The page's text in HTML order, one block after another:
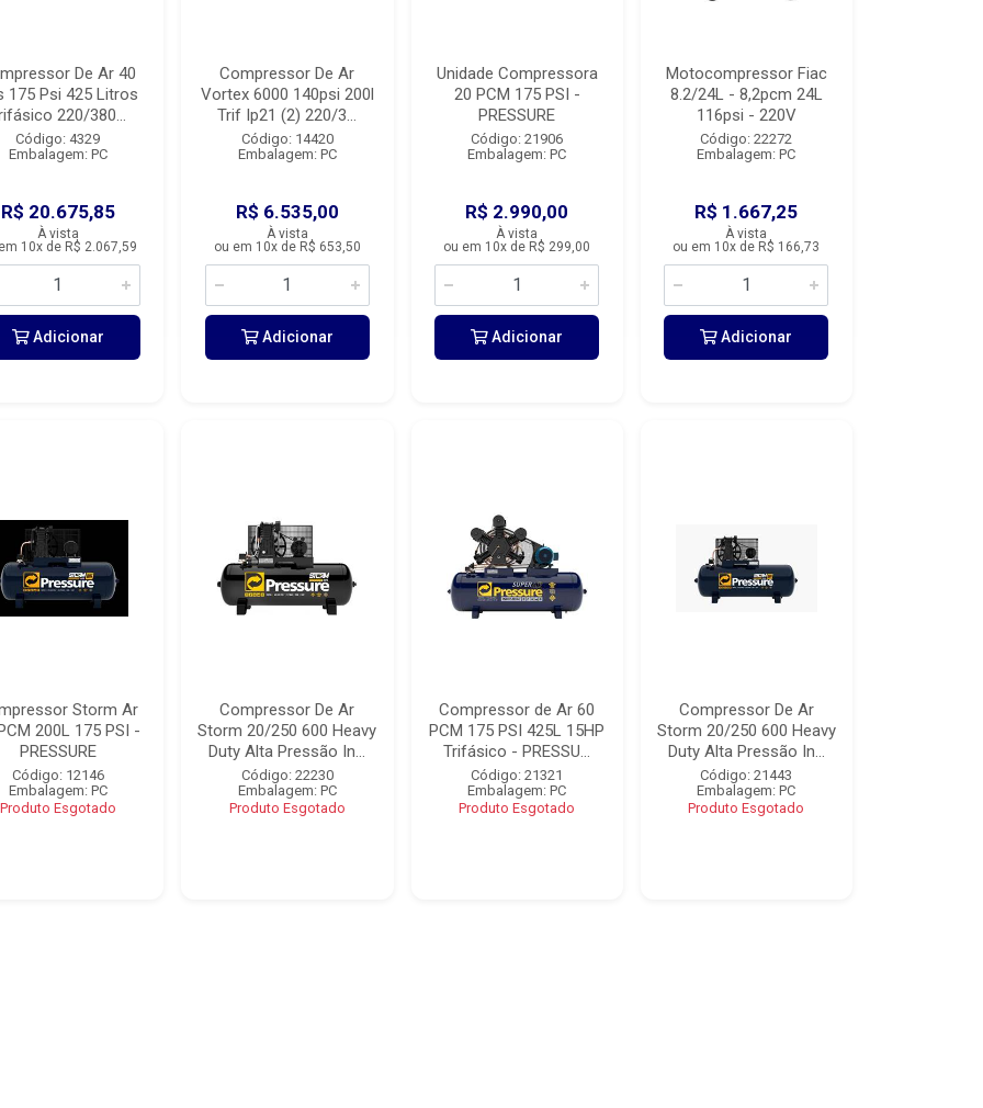
De Ar 40
175 Psi 425 Litros
220/380...
Código: 4329
Embalagem: PC
R$ 20.675,85
À vista
10x de R$ 2.067,59
Adicionar
Compressor De Ar
Vortex 6000 140psi 200l
Trif Ip21 (2) 220/3...
Código: 14420
Embalagem: PC
R$ 6.535,00
À vista
ou em 10x de R$ 653,50
Adicionar
Unidade Compressora
20 PCM 175 PSI -
PRESSURE
Código: 21906
Embalagem: PC
R$ 2.990,00
À vista
ou em 10x de R$ 299,00
Adicionar
Motocompressor Fiac
8.2/24L - 8,2pcm 24L
116psi - 220V
Código: 22272
Embalagem: PC
R$ 1.667,25
À vista
ou em 10x de R$ 166,73
Adicionar
Storm Ar
200L 175 PSI -
PRESSURE
Código: 12146
Embalagem: PC
Produto Esgotado
Compressor De Ar
Storm 20/250 600 Heavy
Duty Alta Pressão In...
Código: 22230
Embalagem: PC
Produto Esgotado
Compressor de Ar 60
PCM 175 PSI 425L 15HP
Trifásico - PRESSU...
Código: 21321
Embalagem: PC
Produto Esgotado
Compressor De Ar
Storm 20/250 600 Heavy
Duty Alta Pressão In...
Código: 21443
Embalagem: PC
Produto Esgotado